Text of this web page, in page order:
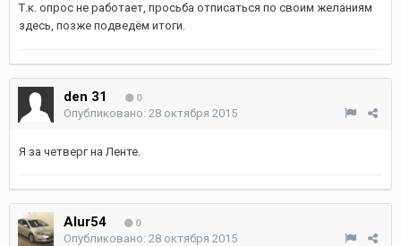
Т.к. опрос не работает, просьба отписаться по своим желаниям
здесь, позже подведём итоги.
den 31 0
Опубликовано: 28 октября 2015
Я за четверг на Ленте.
Alur54 0
Опубликовано: 28 октября 2015